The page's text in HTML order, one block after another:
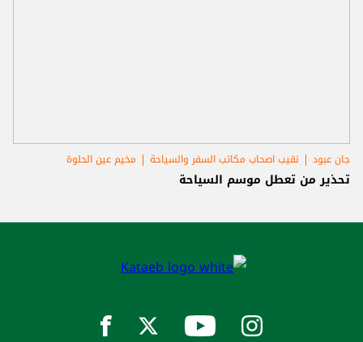
جان عبود نقيب اصحاب مكاتب السفر والسياحة مخيم عين الحلوة
تحذير من تعطل موسم السياحة